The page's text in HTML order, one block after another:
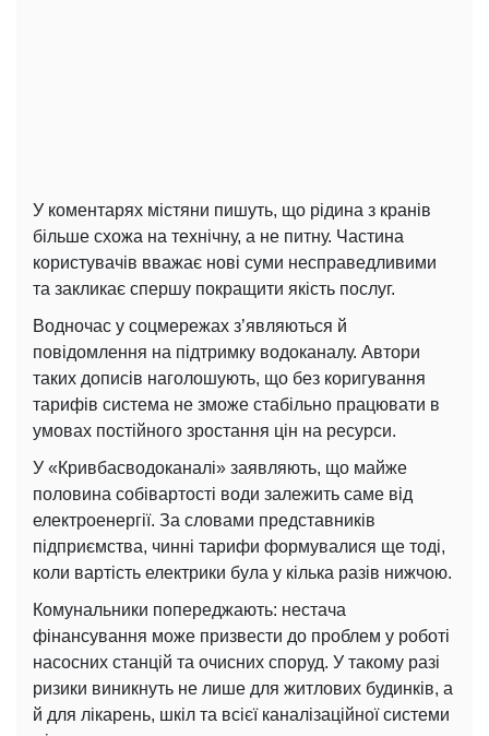
У коментарях містяни пишуть, що рідина з кранів
більше схожа на технічну, а не питну. Частина
користувачів вважає нові суми несправедливими
та закликає спершу покращити якість послуг.
Водночас у соцмережах з’являються й
повідомлення на підтримку водоканалу. Автори
таких дописів наголошують, що без коригування
тарифів система не зможе стабільно працювати в
умовах постійного зростання цін на ресурси.
У «Кривбасводоканалі» заявляють, що майже
половина собівартості води залежить саме від
електроенергії. За словами представників
підприємства, чинні тарифи формувалися ще тоді,
коли вартість електрики була у кілька разів нижчою.
Комунальники попереджають: нестача
фінансування може призвести до проблем у роботі
насосних станцій та очисних споруд. У такому разі
ризики виникнуть не лише для житлових будинків, а
й для лікарень, шкіл та всієї каналізаційної системи